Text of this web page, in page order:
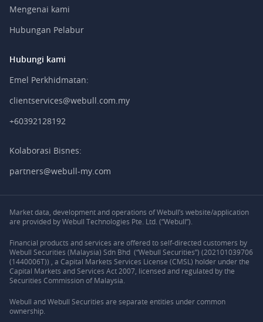
Mengenai kami
Hubungan Pelabur
Hubungi kami
Emel Perkhidmatan:
clientservices@webull.com.my
+60392128192
Kolaborasi Bisnes:
partners@webull-my.com
Market data, development and operations of Webull’s website/application
are provided by Webull Technologies Pte. Ltd. (“Webull”).
Financial products and services are offered to self-directed customers by
Webull Securities (Malaysia) Sdn Bhd (“Webull Securities”) (202101039706
(1440006T)) , a Capital Markets Services License (CMSL) holder under the
Capital Markets and Services Act 2007, licensed and regulated by the
Securities Commission of Malaysia.
Webull and Webull Securities are separate entities under common
ownership.